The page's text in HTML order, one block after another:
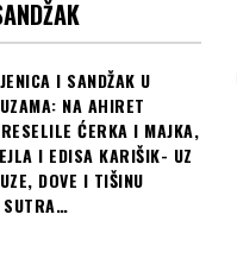
I SANDŽAK U
NA AHIRET
ĆERKA I MAJKA,
I EDISA KARIŠIK- UZ
DOVE I TIŠINU
SUTRA…